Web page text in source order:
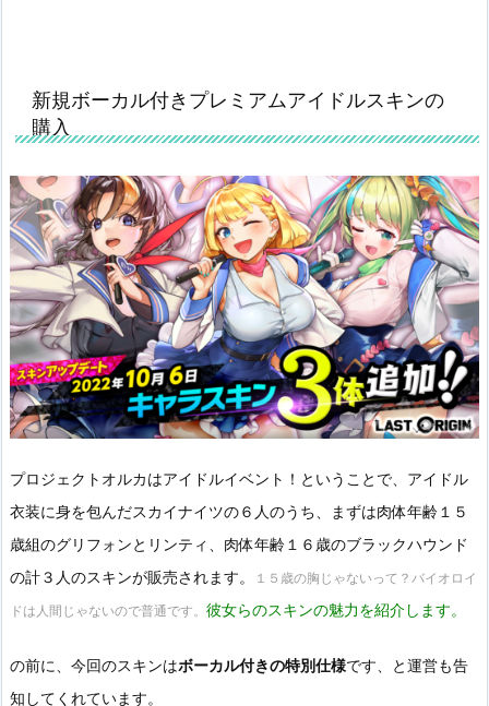
新規ボーカル付きプレミアムアイドルスキンの
購入
プロジェクトオルカはアイドルイベント！ということで、アイドル
衣装に身を包んだスカイナイツの６人のうち、まずは肉体年齢１５
歳組のグリフォンとリンティ、肉体年齢１６歳のブラックハウンド
の計３人のスキンが販売されます。
１５歳の胸じゃないって？バイオロイ
ドは人間じゃないので普通です。 彼女らのスキンの魅力を紹介します。
の前に、今回のスキンはボーカル付きの特別仕様です、と運営も告
知してくれています。